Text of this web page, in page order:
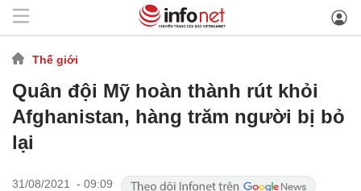
Thế giới
Quân đội Mỹ hoàn thành rút khỏi
Afghanistan, hàng trăm người bị bỏ
lại
31/08/2021 - 09:09